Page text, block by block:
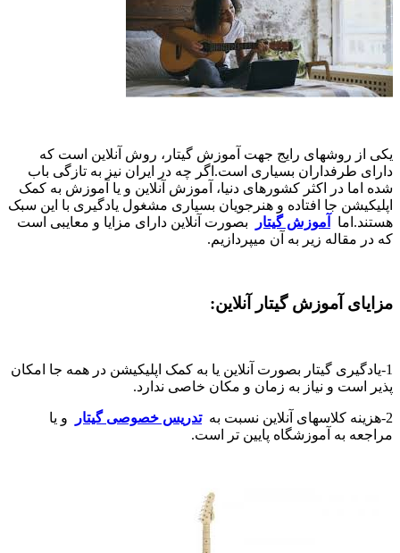
یکی از روشهای رایج جهت آموزش گیتار، روش آنلاین است که
دارای طرفداران بسیاری است.اگر چه در ایران نیز به تازگی باب
شده اما در اکثر کشورهای دنیا، آموزش آنلاین و یا آموزش به کمک
اپلیکیشن جا افتاده و هنرجویان بسیاری مشغول یادگیری با این سبک
هستند.اما
آموزش گیتار
بصورت آنلاین دارای مزایا و معایبی است
که در مقاله زیر به آن میپردازیم.
مزایای آموزش گیتار آنلاین:
1-یادگیری گیتار بصورت آنلاین یا به کمک اپلیکیشن در همه جا امکان
پذیر است و نیاز به زمان و مکان خاصی ندارد.
2-هزینه کلاسهای آنلاین نسبت به تدریس خصوصی گیتار
و یا
مراجعه به آموزشگاه پایین تر است.